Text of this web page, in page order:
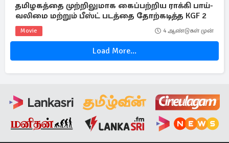
தமிழகத்தை முற்றிலுமாக கைப்பற்றிய ராக்கி பாய்-
வலிமை மற்றும் பீஸ்ட் படத்தை தோற்கடித்த KGF 2
Movie 4 ஆண்டுகள் முன்
Load More...